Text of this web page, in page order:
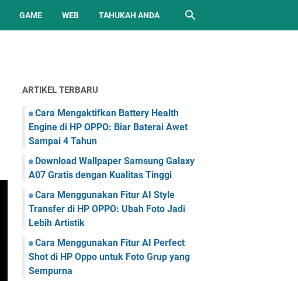
GAME WEB TAHUKAH ANDA
ARTIKEL TERBARU
Cara Mengaktifkan Battery Health
Engine di HP OPPO: Biar Baterai Awet
Sampai 4 Tahun
Download Wallpaper Samsung Galaxy
A07 Gratis dengan Kualitas Tinggi
Cara Menggunakan Fitur AI Style
Transfer di HP OPPO: Ubah Foto Jadi
Lebih Artistik
Cara Menggunakan Fitur AI Perfect
Shot di HP Oppo untuk Foto Grup yang
Sempurna